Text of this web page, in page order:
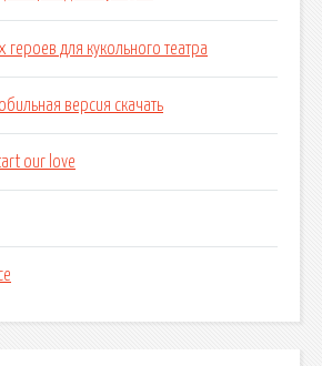
для кукольного театра
версия скачать
our love